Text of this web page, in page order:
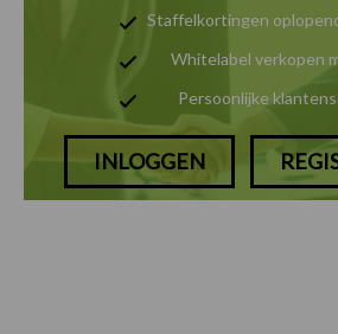
Staffelkortingen
Whitelabel verkopen
Persoonlijke
INLOGGEN